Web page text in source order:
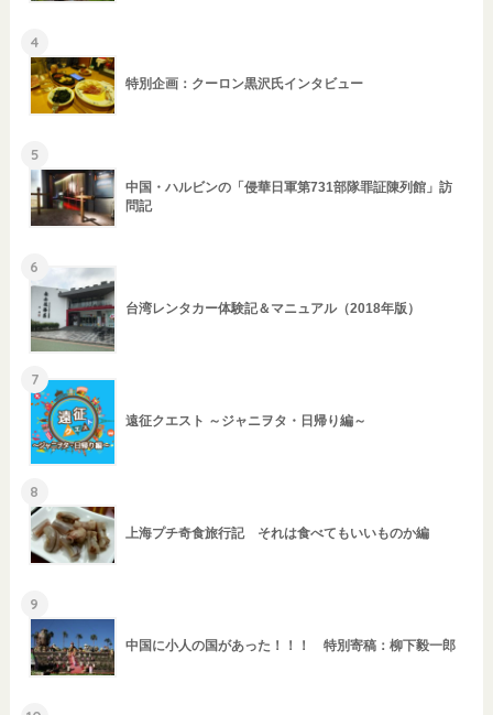
4
特別企画：クーロン黒沢氏インタビュー
5
中国・ハルビンの「侵華日軍第731部隊罪証陳列館」訪
問記
6
台湾レンタカー体験記＆マニュアル（2018年版）
7
遠征クエスト ～ジャニヲタ・日帰り編～
8
上海プチ奇食旅行記 それは食べてもいいものか編
9
中国に小人の国があった！！！ 特別寄稿：柳下毅一郎